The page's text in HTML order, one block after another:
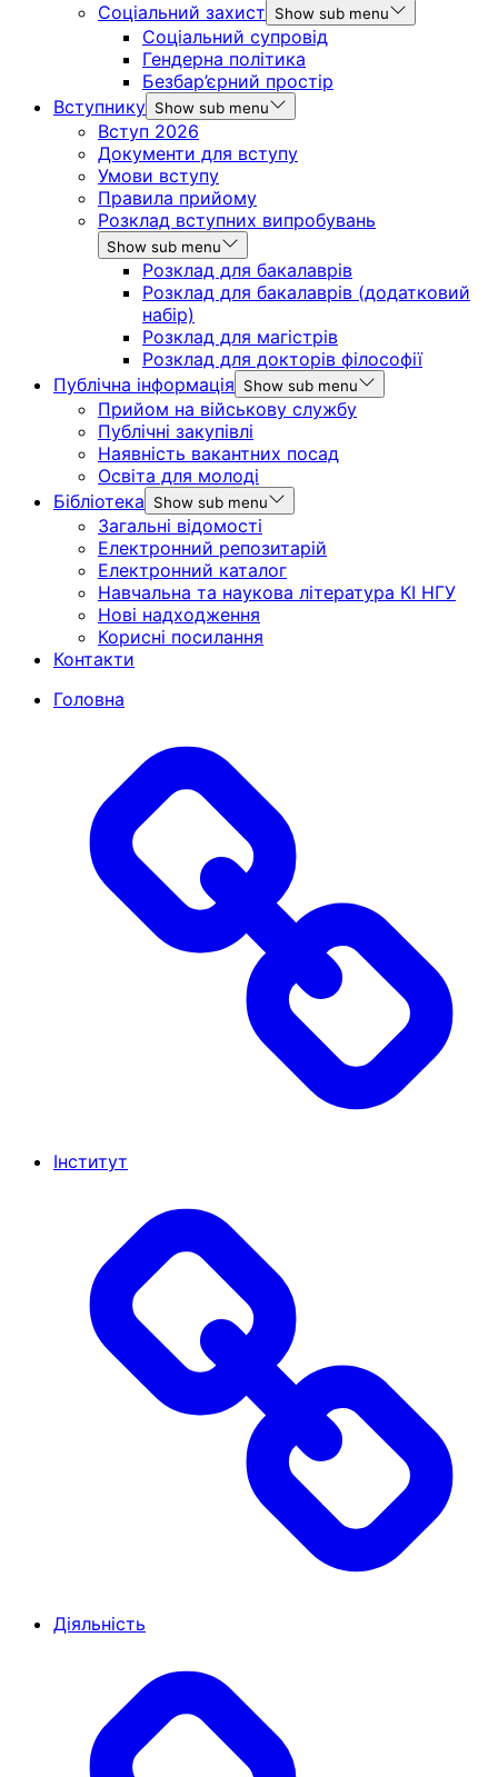
Соціальний захист
Show sub menu
Соціальний супровід
Гендерна політика
Безбар’єрний простір
Вступнику Show sub menu
Вступ 2026
Документи для вступу
Умови вступу
Правила прийому
Розклад вступних випробувань
Show sub menu
Розклад для бакалаврів
Розклад для бакалаврів (додатковий
набір)
Розклад для магістрів
Розклад для докторів філософії
Публічна інформація
Show sub menu
Прийом на військову службу
Публічні закупівлі
Наявність вакантних посад
Освіта для молоді
Бібліотека
Show sub menu
Загальні відомості
Електронний репозитарій
Електронний каталог
Навчальна та наукова література КІ НГУ
Нові надходження
Корисні посилання
Контакти
Головна
Інститут
Діяльність